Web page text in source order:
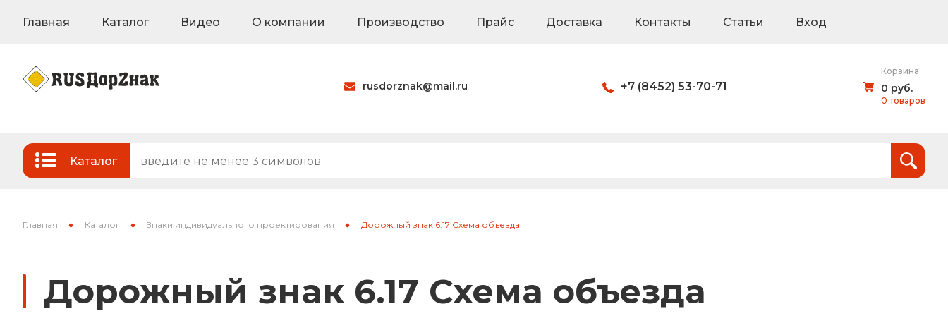
Главная Каталог Видео О компании Производство Прайс Доставка Контакты Статьи Вход
rusdorznak@mail.ru +7 (8452) 53-70-71
Корзина
0 руб.
0 товаров
руб.
Каталог
Стандартные и временные дорожные знаки
Знаки на флуоресцентном фоне
Знаки вертикальной разметки Светодиодные дорожные знаки
Главная Каталог Знаки индивидуального проектирования Дорожный знак 6.17 Схема объезда
Дорожный знак 6.17 Схема объезда